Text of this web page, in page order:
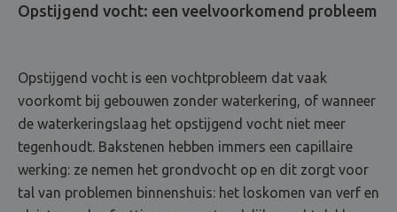
Opstijgend vocht: een veelvoorkomend probleem
Opstijgend vocht is een vochtprobleem dat vaak
voorkomt bij gebouwen zonder waterkering, of wanneer
de waterkeringslaag het opstijgend vocht niet meer
tegenhoudt. Bakstenen hebben immers een capillaire
werking: ze nemen het grondvocht op en dit zorgt voor
tal van problemen binnenshuis: het loskomen van verf en